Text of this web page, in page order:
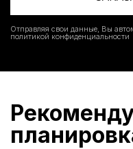
Отправляя свои данные, Вы
политикой конфиденциальности